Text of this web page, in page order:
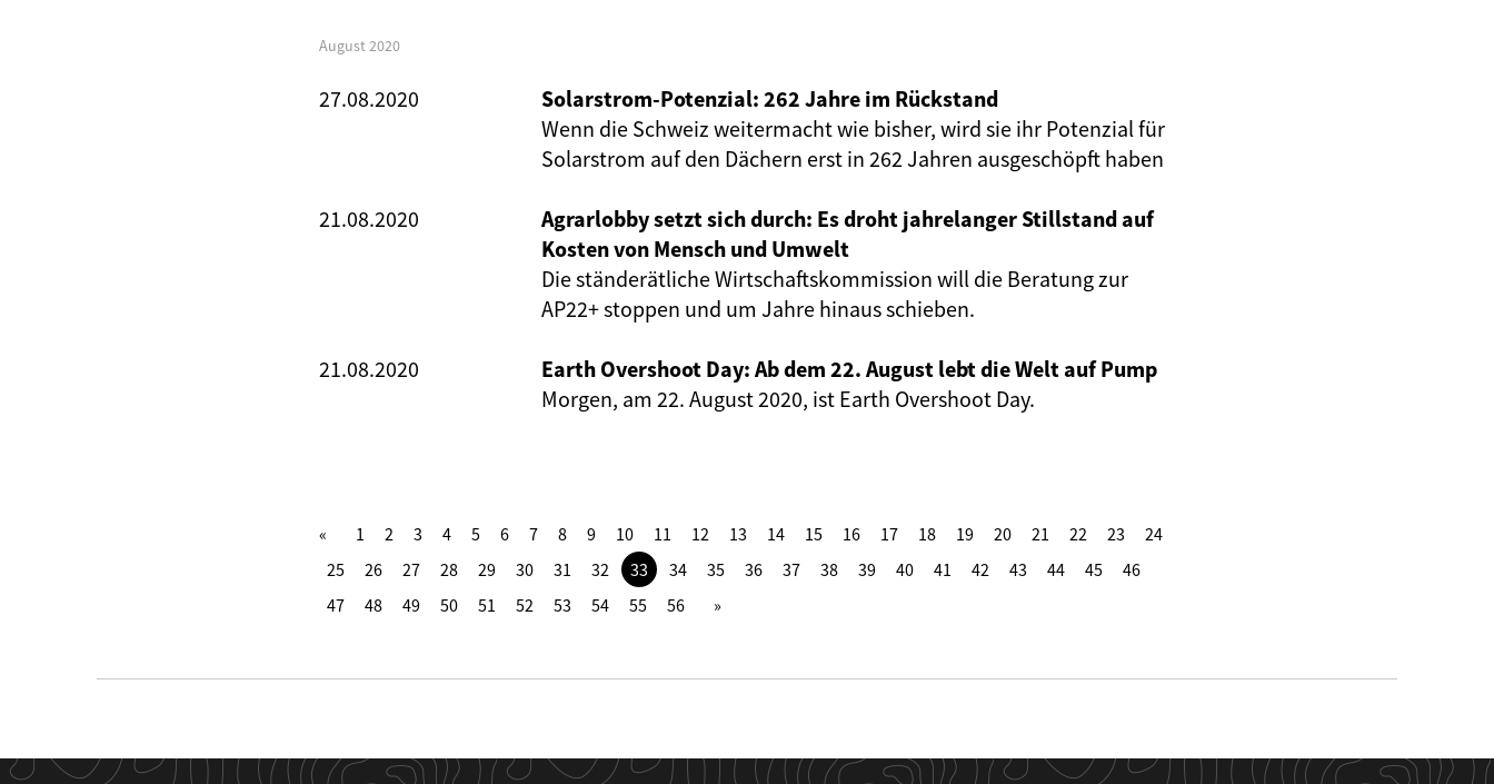
August 2020
27.08.2020
Solarstrom-Potenzial: 262 Jahre im Rückstand
Wenn die Schweiz weitermacht wie bisher, wird sie ihr Potenzial für
Solarstrom auf den Dächern erst in 262 Jahren ausgeschöpft haben
21.08.2020
Agrarlobby setzt sich durch: Es droht jahrelanger Stillstand auf
Kosten von Mensch und Umwelt
Die ständerätliche Wirtschaftskommission will die Beratung zur
AP22+ stoppen und um Jahre hinaus schieben.
21.08.2020
Earth Overshoot Day: Ab dem 22. August lebt die Welt auf Pump
Morgen, am 22. August 2020, ist Earth Overshoot Day.
1 2 3 4 5 6 7 8 9 10 11 12 13 14 15 16 17 18 19 20 21 22 23
24
25
26 27 28 29 30 31 32 33 34 35 36 37 38 39 40 41 42 43 44 45
46
47
48 49 50 51 52 53 54 55 56